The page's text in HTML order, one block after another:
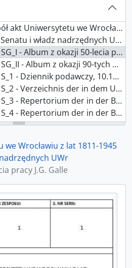
we Wrocławiu z lat 1811-1945
i władz nadrzędnych UWr
- Album z okazji 50-lecia pracy J.G. Galle
- Album z okazji 90-tych urodzin J.G. Galle
podawczy, 10.10.1932 - 18.04.1934
in dem Universitäts-Archiv zu Breslau befindlichen Original-Urkunden, vor dem 1839
in der Breslauer Universitäts-Registratur vorhandenen General-Akten, 1811 - 1931
in der Breslauer Universitäts-Registratur vorhandenen Special-Akten, 1811 - 1926
senatu Uniwersytetu Frankfurckiego, 12.05.1784 - 29.07.1811
senatu Uniwersytetu Wrocławskiego, 24.04.1824 - 03.10.1835
senatu Uniwersytetu Wrocławskiego, 31.10.1835 - 07.10.1848
senatu Uniwersytetu Wrocławskiego, 28.10.1848 - 29.12.1855
senatu Uniwersytetu Wrocławskiego, 19.01.1856 - 22.04.1867
senatu Uniwersytetu Wrocławskiego, 11.05.1867 - 21.12.1887
senatu Uniwersytetu Wrocławskiego, 18.01.1888 - 17.12.1898
senatu Uniwersytetu Wrocławskiego, 21.01.1889 - 23.05.1903
senatu Uniwersytetu Wrocławskiego, 13.06.1903 - 08.05.1909
senatu Uniwersytetu Wrocławskiego, 14.11.1909 - 10.10.1914
we Wrocławiu z lat 1811-1945
UWr
pracy J.G. Galle